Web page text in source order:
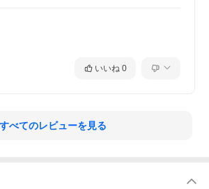
る方は手袋をご用意ください。
、ご使用をおやめください。
いいね 0
すべてのレビューを見る